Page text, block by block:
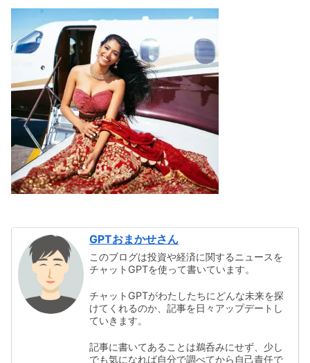
GPTおまかせさん
このブログは投資や経済に関するニュースを
チャットGPTを使って書いています。
チャットGPTがわたしたちにどんな未来を探
けてくれるのか、記事を日々アップデートし
ていきます。
記事に書いてあることは鵜呑みにせず、少し
でも気になれば自分で調べてから自己責任で